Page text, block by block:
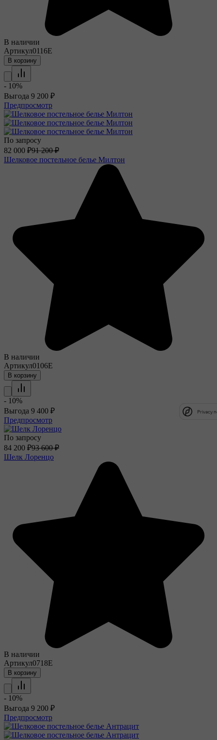
В наличии
Артикул0116E
В корзину
- 10%
Выгода 9 200 ₽
Предпросмотр
По запросу
82 000 ₽91 200 ₽
Шелковое постельное белье Милтон
В наличии
Артикул0106E
В корзину
- 10%
Выгода 9 400 ₽
Предпросмотр
По запросу
84 200 ₽93 600 ₽
Шелк Лоренцо
В наличии
Артикул0718E
В корзину
- 10%
Выгода 9 200 ₽
Предпросмотр
Privacy
Privacy